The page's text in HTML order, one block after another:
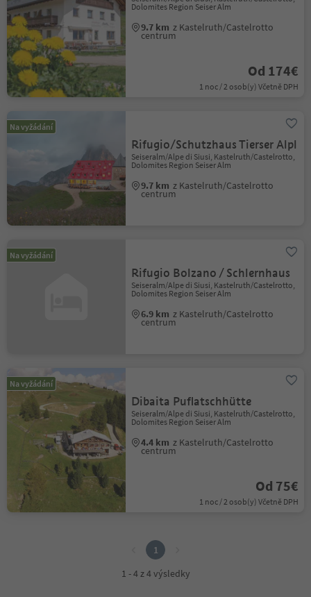
Dolomites Region Seiser Alm
9.7 km z Kastelruth/Castelrotto
centrum
Od 174€
1 noc / 2 osob(y) Včetně DPH
Na vyžádání
Rifugio/Schutzhaus Tierser Alpl
Seiseralm/Alpe di Siusi, Kastelruth/Castelrotto,
Dolomites Region Seiser Alm
9.7 km z Kastelruth/Castelrotto
centrum
Na vyžádání
Rifugio Bolzano / Schlernhaus
Seiseralm/Alpe di Siusi, Kastelruth/Castelrotto,
Dolomites Region Seiser Alm
6.9 km z Kastelruth/Castelrotto
centrum
Na vyžádání
Dibaita Puflatschhütte
Seiseralm/Alpe di Siusi, Kastelruth/Castelrotto,
Dolomites Region Seiser Alm
4.4 km z Kastelruth/Castelrotto
centrum
Od 75€
1 noc / 2 osob(y) Včetně DPH
1
1 - 4 z 4 výsledky